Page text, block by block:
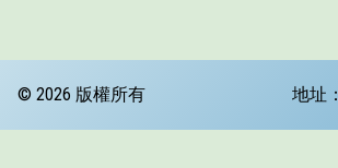
© 2026 版權所有 地址：